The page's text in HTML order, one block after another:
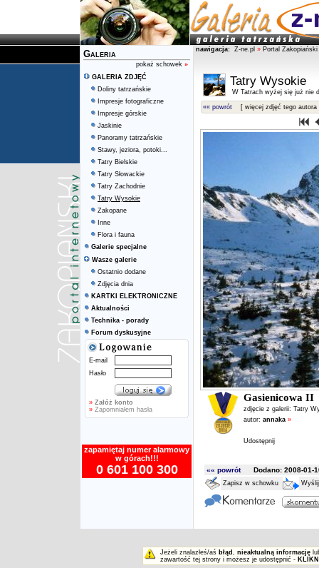
Galeria
pokaż schowek »
GALERIA ZDJĘĆ
Doliny tatrzańskie
Impresje fotograficzne
Impresje górskie
Jaskinie
Panoramy tatrzańskie
Stawy, jeziora, potoki...
Tatry Bielskie
Tatry Słowackie
Tatry Zachodnie
Tatry Wysokie
Zakopane
Inne
Flora i fauna
Galerie specjalne
Wasze galerie
Ostatnio dodane
Zdjęcia dnia
KARTKI ELEKTRONICZNE
Aktualności
Technika - porady
Forum dyskusyjne
E-mail
Hasło
» Załóż konto
» Zapomniałem hasła
zapamiętaj numer alarmowy
w górach!!!
0 601 100 300
nawigacja: Z-ne.pl » Portal Zakopiański
Tatry Wysokie
W Tatrach wyżej się już nie
«« powrót [ więcej zdjęć tego autora
Gasienicowa II
zdjęcie z galerii: Tatry
autor: annaka »
Udostępnij
«« powrótDodano: 2008-01-
Zapisz w schowku
Jeżeli znalazłeś/aś błąd , nieaktualną informację
zawartość tej strony i możesz je udostępnić -